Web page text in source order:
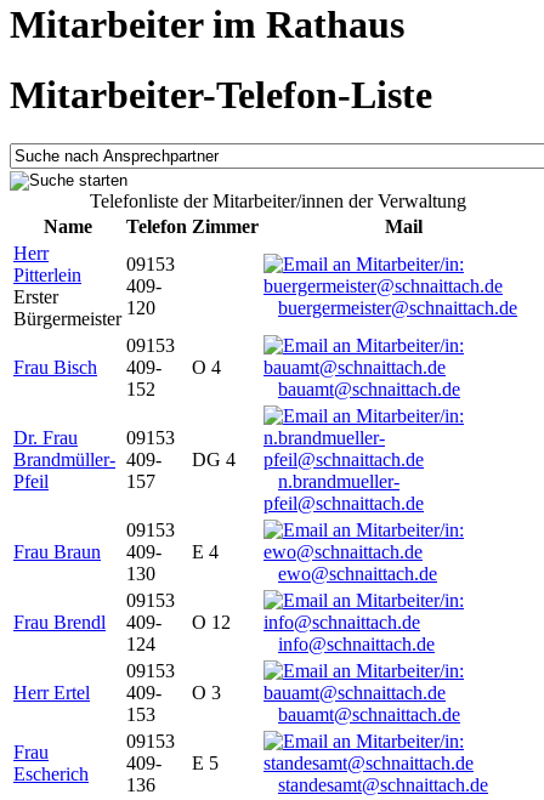
Mitarbeiter im Rathaus
Mitarbeiter-Telefon-Liste
Telefonliste der Mitarbeiter/innen der Verwaltung
Name
Telefon Zimmer
Mail
Herr
Pitterlein
Erster
Bürgermeister
09153
409-
120
buergermeister@schnaittach.de
Frau Bisch
09153
409-
152
O 4
bauamt@schnaittach.de
Dr. Frau
Brandmüller-
Pfeil
09153
409-
157
DG 4
n.brandmueller-
pfeil@schnaittach.de
Frau Braun
09153
409-
130
E 4
ewo@schnaittach.de
Frau Brendl
09153
409-
124
O 12
info@schnaittach.de
Herr Ertel
09153
409-
153
O 3
bauamt@schnaittach.de
Frau
Escherich
09153
409-
136
E 5
standesamt@schnaittach.de